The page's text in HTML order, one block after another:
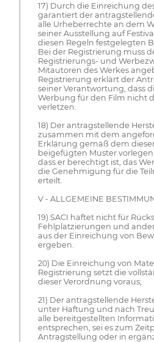
17) Durch die Einreichung
garantiert der
alle Urheberrechte an dem
seiner Ausstellung auf
diesen Regeln festgelegten
Bei der Registrierung muss
Registrierungs- und
Mitautoren des Werkes
Registrierung erklärt der
seiner Verantwortung, dass
Werbung für den Film nicht
verletzen.
18) Der antragstellende
zusammen mit dem
Erklärung gemäß dem
beigefügten Muster
dass er berechtigt ist, das
die Genehmigung für die
erteilt.
V - ALLGEMEINE
19) SACI haftet nicht für
Fehlplatzierungen und
aus der Einreichung von
ergeben.
20) Die Einreichung von
Registrierung setzt die
dieser Verordnung voraus;
21) Der antragstellende
unter Haftung und nach
alle bereitgestellten
entsprechen, sei es zum
Antragstellung oder in